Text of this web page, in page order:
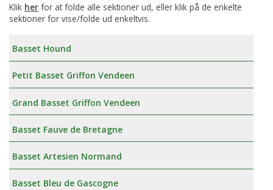
Klik her for at folde alle sektioner ud, eller klik på de enkelte
sektioner for vise/folde ud enkeltvis.
Basset Hound
Petit Basset Griffon Vendeen
Grand Basset Griffon Vendeen
Basset Fauve de Bretagne
Basset Artesien Normand
Basset Bleu de Gascogne